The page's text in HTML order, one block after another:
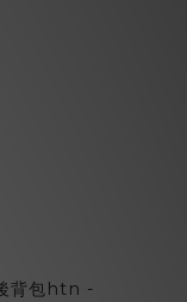
背包htn -